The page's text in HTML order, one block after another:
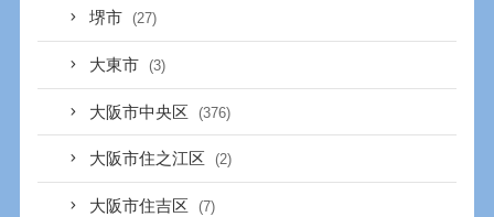
堺市 (27)
大東市 (3)
大阪市中央区 (376)
大阪市住之江区 (2)
大阪市住吉区 (7)